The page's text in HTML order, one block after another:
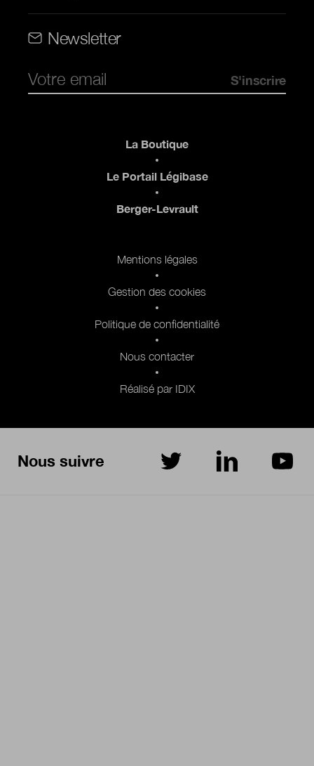
Newsletter
Nous suivre sur Twitter sur LinkedInsur
La Boutique
Le Portail Légibase
Berger-Levrault
Mentions légales
Gestion des cookies
Politique de confidentialité
Nous contacter
Réalisé par IDIX